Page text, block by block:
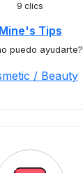
9 clics
Mine's Tips
puedo ayudarte?
/ Beauty